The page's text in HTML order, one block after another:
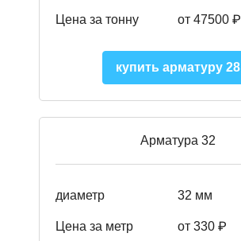
Цена за тонну от 47500 ₽
купить арматуру 28
Арматура 32
диаметр 32 мм
Цена за метр от 330 ₽